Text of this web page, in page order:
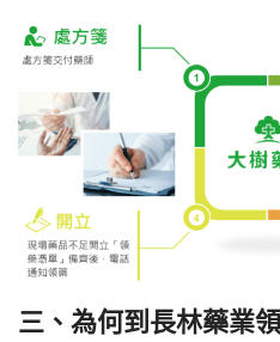
三、為何到長林藥業